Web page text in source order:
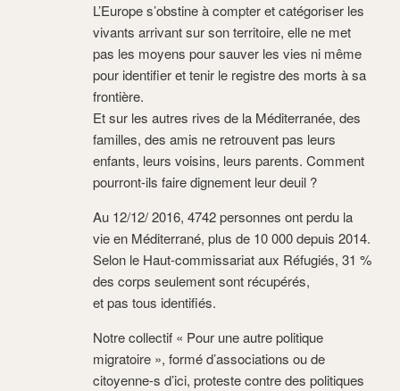
L’Europe s’obstine à compter et catégoriser les
vivants arrivant sur son territoire, elle ne met
pas les moyens pour sauver les vies ni même
pour identifier et tenir le registre des morts à sa
frontière.
Et sur les autres rives de la Méditerranée, des
familles, des amis ne retrouvent pas leurs
enfants, leurs voisins, leurs parents. Comment
pourront-ils faire dignement leur deuil ?
Au 12/12/ 2016, 4742 personnes ont perdu la
vie en Méditerrané, plus de 10 000 depuis 2014.
Selon le Haut-commissariat aux Réfugiés, 31 %
des corps seulement sont récupérés,
et pas tous identifiés.
Notre collectif « Pour une autre politique
migratoire », formé d’associations ou de
citoyenne-s d’ici, proteste contre des politiques